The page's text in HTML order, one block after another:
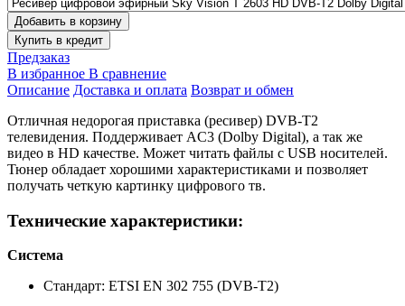
Добавить в корзину
Купить в кредит
Предзаказ
В избранное В сравнение
Описание Доставка и оплата Возврат и обмен
Отличная недорогая приставка (ресивер) DVB-T2
телевидения. Поддерживает AC3 (Dolby Digital), а так же
видео в HD качестве. Может читать файлы с USB носителей.
Тюнер обладает хорошими характеристиками и позволяет
получать четкую картинку цифрового тв.
Технические характеристики:
Система
Стандарт: ETSI EN 302 755 (DVB-T2)